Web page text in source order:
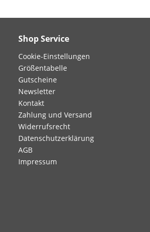
Shop Service
Cookie-Einstellungen
Größentabelle
Gutscheine
Newsletter
Kontakt
Zahlung und Versand
Widerrufsrecht
Datenschutzerklärung
AGB
Impressum